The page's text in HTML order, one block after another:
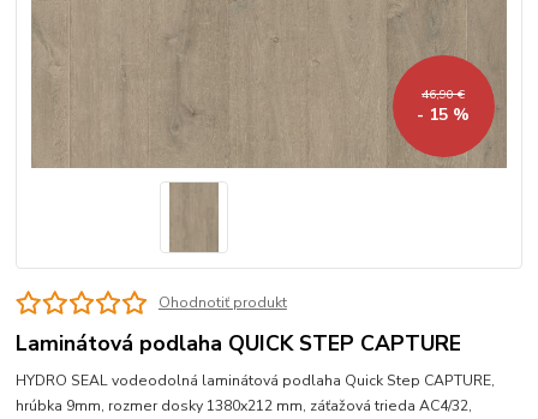
46,90 €
- 15 %
Ohodnotiť produkt
Laminátová podlaha QUICK STEP CAPTURE
HYDRO SEAL vodeodolná laminátová podlaha Quick Step CAPTURE,
hrúbka 9mm, rozmer dosky 1380x212 mm, záťažová trieda AC4/32,